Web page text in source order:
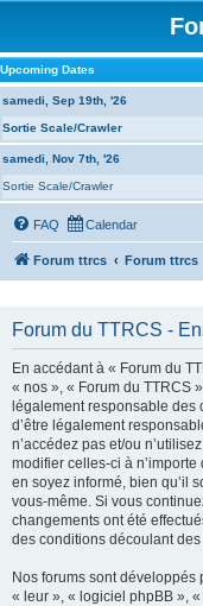
Upcoming Dates
samedi, Sep 19th, '26
Sortie Scale/Crawler
samedi, Nov 7th, '26
Sortie Scale/Crawler
FAQ Calendar
Forum ttrcs Forum ttrcs
Forum du TTRCS -
En accédant à « Forum du
« nos », « Forum du TTRCS
légalement responsable des
d’être légalement
n’accédez pas et/ou
modifier celles-ci à
en soyez informé, bien qu’il
vous-même. Si vous
changements ont été
des conditions découlant
Nos forums sont
« leur », « logiciel phpBB »,